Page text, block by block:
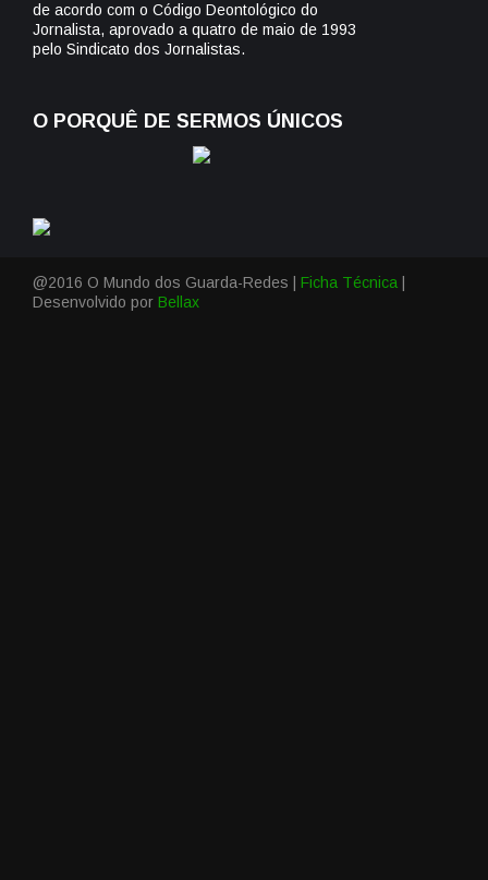
de acordo com o Código Deontológico do
Jornalista, aprovado a quatro de maio de 1993
pelo Sindicato dos Jornalistas.
O PORQUÊ DE SERMOS ÚNICOS
@2016 O Mundo dos Guarda-Redes | Ficha Técnica
Desenvolvido por Bellax